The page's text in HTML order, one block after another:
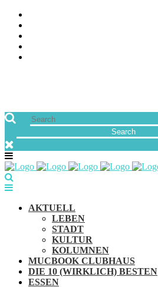
AKTUELL
LEBEN
STADT
KULTUR
KOLUMNEN
MUCBOOK CLUBHAUS
DIE 10 (WIRKLICH) BESTEN
ESSEN